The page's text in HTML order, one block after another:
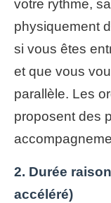
votre rythme,
physiquement
si vous êtes
et que vous
parallèle. Les
proposent des
2. Durée
accéléré)